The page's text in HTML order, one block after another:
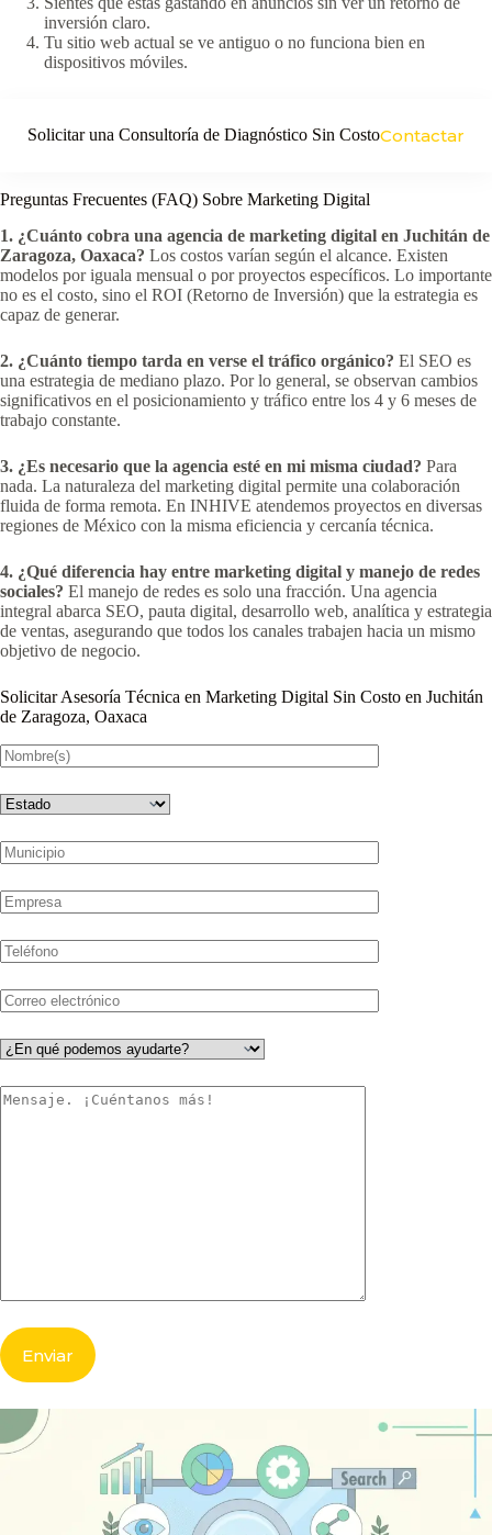
inversión claro.
Tu sitio web actual se ve antiguo o no funciona bien en
dispositivos móviles.
Solicitar una Consultoría de Diagnóstico Sin CostoContactar
Preguntas Frecuentes (FAQ) Sobre Marketing Digital
1. ¿Cuánto cobra una agencia de marketing digital en Juchitán de
Zaragoza, Oaxaca? Los costos varían según el alcance. Existen
modelos por iguala mensual o por proyectos específicos. Lo importante
no es el costo, sino el ROI (Retorno de Inversión) que la estrategia es
capaz de generar.
2. ¿Cuánto tiempo tarda en verse el tráfico orgánico? El SEO es
una estrategia de mediano plazo. Por lo general, se observan cambios
significativos en el posicionamiento y tráfico entre los 4 y 6 meses de
trabajo constante.
3. ¿Es necesario que la agencia esté en mi misma ciudad? Para
nada. La naturaleza del marketing digital permite una colaboración
fluida de forma remota. En INHIVE atendemos proyectos en diversas
regiones de México con la misma eficiencia y cercanía técnica.
4. ¿Qué diferencia hay entre marketing digital y manejo de redes
sociales? El manejo de redes es solo una fracción. Una agencia
integral abarca SEO, pauta digital, desarrollo web, analítica y estrategia
de ventas, asegurando que todos los canales trabajen hacia un mismo
objetivo de negocio.
Solicitar Asesoría Técnica en Marketing Digital Sin Costo en Juchitán
de Zaragoza, Oaxaca